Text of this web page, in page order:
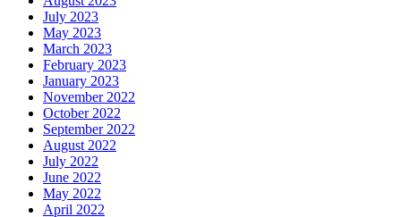
July 2023
May 2023
March 2023
February 2023
January 2023
November 2022
October 2022
September 2022
August 2022
July 2022
June 2022
May 2022
April 2022